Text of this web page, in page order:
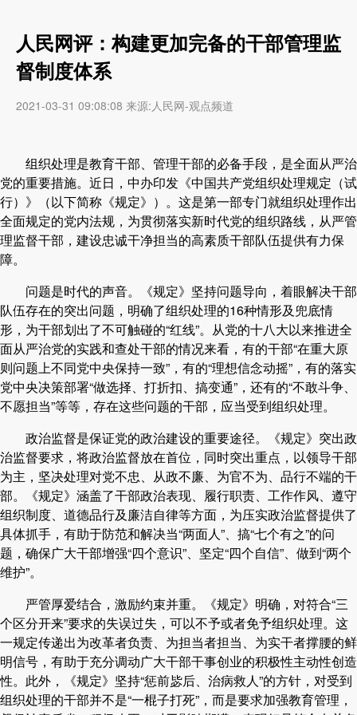
人民网评：构建更加完备的干部管理监
督制度体系
2021-03-31 09:08:08 来源:人民网-观点频道
组织处理是教育干部、管理干部的必备手段，是全面从严治
党的重要措施。近日，中办印发《中国共产党组织处理规定（试
行）》（以下简称《规定》）。这是第一部专门就组织处理作出
全面规定的党内法规，为贯彻落实新时代党的组织路线，从严管
理监督干部，建设忠诚干净担当的高素质干部队伍提供有力保
障。
问题是时代的声音。《规定》坚持问题导向，着眼解决干部
队伍存在的突出问题，明确了组织处理的16种情形及兜底情
形，为干部划出了不可触碰的“红线”。从党的十八大以来推进全
面从严治党的实践和查处干部的情况来看，有的干部“在重大原
则问题上不同党中央保持一致”，有的“理想信念动摇”，有的落实
党中央决策部署“做选择、打折扣、搞变通”，还有的“不敢斗争、
不愿担当”等等，存在这些问题的干部，应当受到组织处理。
政治监督是保证党的政治建设的重要途径。《规定》突出政
治监督要求，将政治监督放在首位，同时突出重点，以领导干部
为主，坚决处理对党不忠、从政不廉、为官不为、品行不端的干
部。《规定》涵盖了干部政治表现、履行职责、工作作风、遵守
组织制度、道德品行及廉洁自律等方面，为压实政治监督提供了
具体抓手，有助于防范和解决当“两面人”、搞“七个有之”的问
题，确保广大干部增强“四个意识”、坚定“四个自信”、做到“两个
维护”。
严管厚爱结合，激励约束并重。《规定》明确，对符合“三
个区分开来”要求的失误过失，可以不予或者免予组织处理。这
一规定传递出为改革者负责、为担当者担当、为实干者撑腰的鲜
明信号，有助于充分调动广大干部干事创业的积极性主动性创造
性。此外，《规定》坚持“惩前毖后、治病救人”的方针，对受到
组织处理的干部并不是“一棍子打死”，而是要求加强教育管理，